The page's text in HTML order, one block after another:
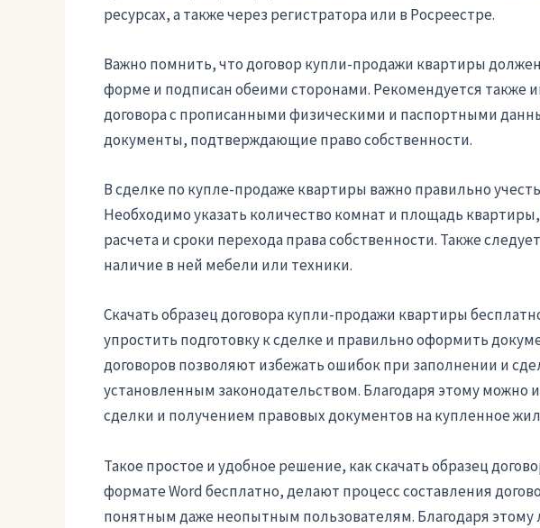
ресурсах, а также через регистратора или в Росреестре.
Важно помнить, что договор купли-продажи квартиры
форме и подписан обеими сторонами. Рекомендуется также
договора с прописанными физическими и паспортными
документы, подтверждающие право собственности.
В сделке по купле-продаже квартиры важно правильно
Необходимо указать количество комнат и площадь
расчета и сроки перехода права собственности. Также
наличие в ней мебели или техники.
Скачать образец договора купли-продажи квартиры
упростить подготовку к сделке и правильно оформить
договоров позволяют избежать ошибок при заполнении и
установленным законодательством. Благодаря этому можно
сделки и получением правовых документов на купленное
Такое простое и удобное решение, как скачать образец
формате Word бесплатно, делают процесс составления
понятным даже неопытным пользователям. Благодаря этому